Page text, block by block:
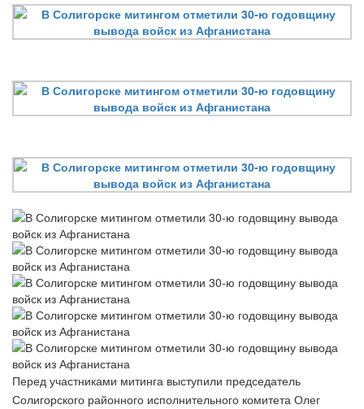
Перед участниками митинга выступили председатель
Солигорского районного исполнительного комитета Олег